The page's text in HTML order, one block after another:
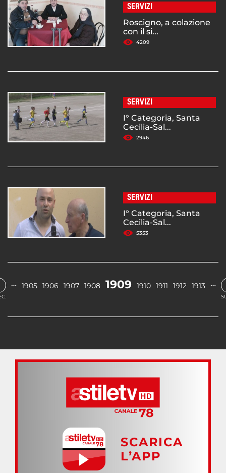
SERVIZI
Roscigno, a colazione
con il si...
4209
SERVIZI
I° Categoria, Santa
Cecilia-Sal...
2946
SERVIZI
I° Categoria, Santa
Cecilia-Sal...
5353
… 1905 1906 1907 1908 1909 1910 1911 1912 1913 …
SCARICA
L’APP